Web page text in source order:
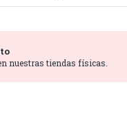
nuestras tiendas físicas.